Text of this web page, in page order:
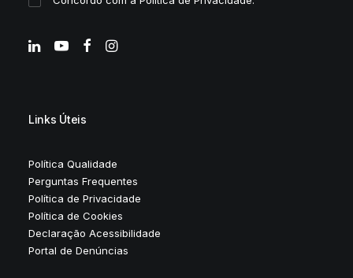
Links Úteis
Política Qualidade
Perguntas Frequentes
Política de Privacidade
Política de Cookies
Declaração Acessibilidade
Portal de Denúncias